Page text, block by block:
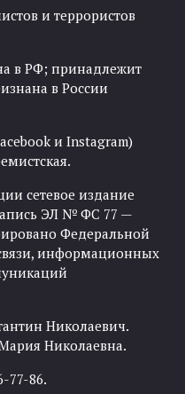
и террористов
в РФ; принадлежит
в России
и Instagram)
сетевое издание
ЭЛ № ФС 77 —
Федеральной
информационных
Николаевич.
Николаевна.
77-86.